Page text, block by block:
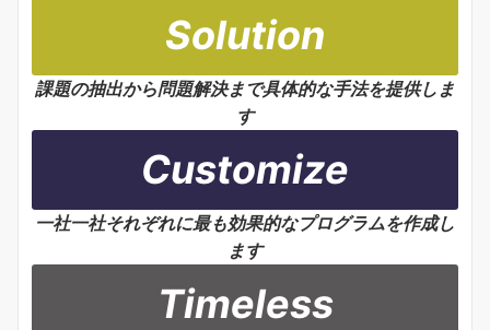
Solution
課題の抽出から問題解決まで具体的な手法を提供しま
す
Customize
一社一社それぞれに最も効果的なプログラムを作成し
ます
Timeless